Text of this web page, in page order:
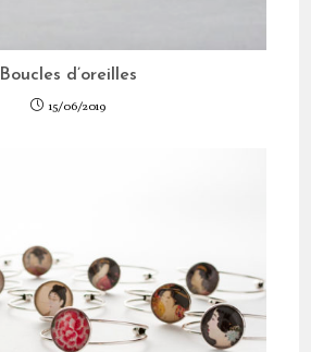
Boucles d’oreilles
15/06/2019